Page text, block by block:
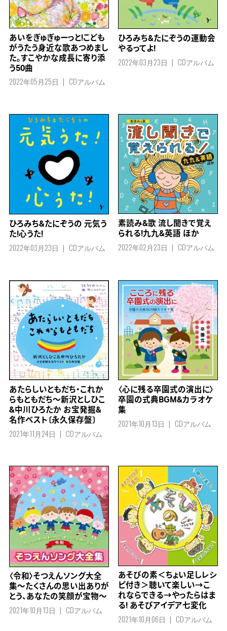
あいをぎゅぎゅーっと!こども
がうたう身近な歌あつめまし
た。すこやかな成長に寄り添
う50曲
2022年05月25日 CDアルバム
ひろみち&たにぞうの運動会
やるってよ!
2022年03月23日 CDアルバム
ひろみち&たにぞうの 元気う
た!心うた!
2022年03月23日 CDアルバム
素読み&歌 流し聞きで覚え
られる!九九&英語 ほか
2022年02月23日 CDアルバム
あたらしいともだち・これか
らもともだち～新沢としひこ
&中川ひろたか お宝発掘&
名作ベスト〔永久保存盤〕
2021年11月24日 CDアルバム
〈心に残る卒園式の演出に〉
卒園の式典BGM&カラオケ
集
2021年10月13日 CDアルバム
〈令和〉そつえんソング大全
集～たくさんの思い出ありが
とう、あなたの笑顔が宝物～
2021年10月13日 CDアルバム
あそびの素＜ちょい足しレシ
ピ付き＞聴いて楽しい→こ
れならできる→やったらはま
る! あそびアイデア七変化
2021年10月06日 CDアルバム